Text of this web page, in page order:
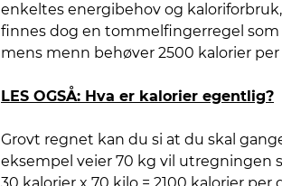
enkeltes energibehov og
finnes dog en tommelfingerregel
mens menn behøver 2500 kalorier per
LES OGSÅ: Hva er kalorier egentlig?
Grovt regnet kan du si at du skal
eksempel veier 70 kg vil utregningen